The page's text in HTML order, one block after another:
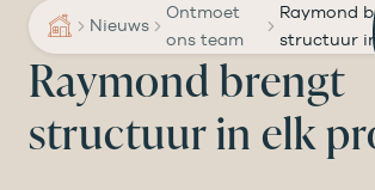
Nieuws
Ontmoet
ons team
Raymond
structuur
Raymond brengt
structuur in elk